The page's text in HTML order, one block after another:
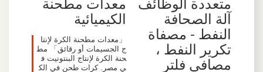
آلة الصحافة
النفط - مصفاة
تكرير النفط ،
مصافي فلتر
الكيميائية
「معدات مطحنة الكرة لإنتا
ج الجسيمات أو رقائق」 مط
حنة الكرة لإنتاج البنتونيت ف
ي مصر. كرات طحن في الك